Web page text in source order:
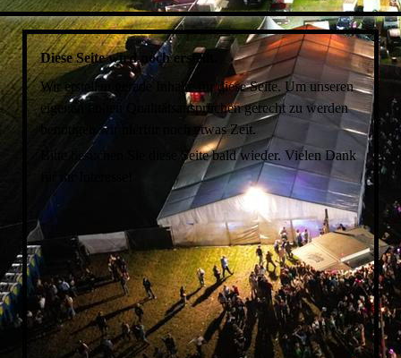
2022
2021
2020
2019
2018
2017
2016
2015
2014
2013
2012
2011
2010
2009
Diese Seite wird noch erstellt.
Wir erstellen gerade Inhalte für diese Seite. Um unseren
eigenen hohen Qualitätsansprüchen gerecht zu werden
benötigen wir hierfür noch etwas Zeit.
Bitte besuchen Sie diese Seite bald wieder. Vielen Dank
für ihr Interesse!